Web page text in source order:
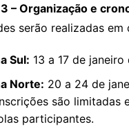
– Organização e
serão realizadas em
Sul: 13 a 17 de
Norte: 20 a 24 de
são limitadas
participantes.